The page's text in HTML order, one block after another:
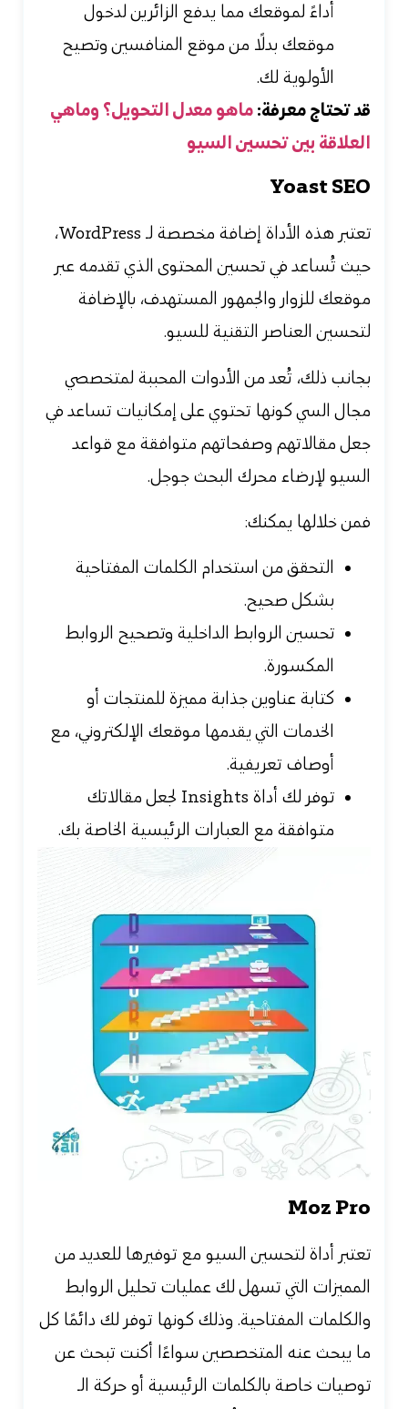
أداءً لموقعك مما يدفع الزائرين لدخول
موقعك بدلًا من موقع المنافسين وتصيح
الأولوية لك.
قد تحتاج معرفة: ماهو معدل التحويل؟ وماهي
العلاقة بين تحسين السيو
Yoast SEO
تعتبر هذه الأداة إضافة مخصصة لـ WordPress،
حيث تُساعد في تحسين المحتوى الذي تقدمه عبر
موقعك للزوار والجمهور المستهدف، بالإضافة
لتحسين العناصر التقنية للسيو.
بجانب ذلك، تُعد من الأدوات المحببة لمتخصصي
مجال السي كونها تحتوي على إمكانيات تساعد في
جعل مقالاتهم وصفحاتهم متوافقة مع قواعد
السيو لإرضاء محرك البحث جوجل.
فمن خلالها يمكنك:
التحقق من استخدام الكلمات المفتاحية
بشكل صحيح.
تحسين الروابط الداخلية وتصحيح الروابط
المكسورة.
كتابة عناوين جذابة مميزة للمنتجات أو
الخدمات التي يقدمها موقعك الإلكتروني، مع
أوصاف تعريفية.
توفر لك
أداة Insights لجعل مقالاتك
متوافقة مع العبارات الرئيسية الخاصة بك.
Moz Pro
تعتبر أداة لتحسين السيو مع توفيرها للعديد من
المميزات التي تسهل لك عمليات تحليل الروابط
والكلمات المفتاحية. وذلك كونها توفر لك دائمًا كل
ما يبحث عنه المتخصصين سواءًا أكنت تبحث عن
توصيات خاصة بالكلمات الرئيسية أو حركة الـ